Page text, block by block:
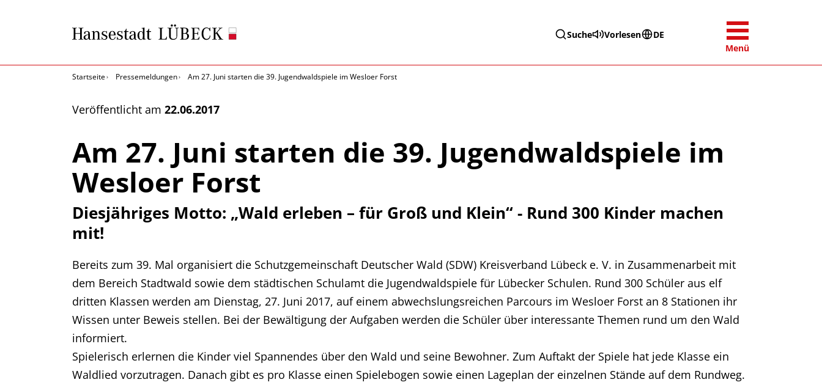
Suche Vorlesen
DE
Menü
Startseite Pressemeldungen Am 27. Juni starten die 39. Jugendwaldspiele im Wesloer Forst
Veröffentlicht am 22.06.2017
Am 27. Juni starten die 39. Jugendwaldspiele im
Wesloer Forst
Diesjähriges Motto: „Wald erleben – für Groß und Klein“ - Rund 300 Kinder machen
mit!
Bereits zum 39. Mal organisiert die Schutzgemeinschaft Deutscher Wald (SDW) Kreisverband Lübeck e. V. in Zusammenarbeit mit
dem Bereich Stadtwald sowie dem städtischen Schulamt die Jugendwaldspiele für Lübecker Schulen. Rund 300 Schüler aus elf
dritten Klassen werden am Dienstag, 27. Juni 2017, auf einem abwechslungsreichen Parcours im Wesloer Forst an 8 Stationen ihr
Wissen unter Beweis stellen. Bei der Bewältigung der Aufgaben werden die Schüler über interessante Themen rund um den Wald
informiert.
Spielerisch erlernen die Kinder viel Spannendes über den Wald und seine Bewohner. Zum Auftakt der Spiele hat jede Klasse ein
Waldlied vorzutragen. Danach gibt es pro Klasse einen Spielebogen sowie einen Lageplan der einzelnen Stände auf dem Rundweg.